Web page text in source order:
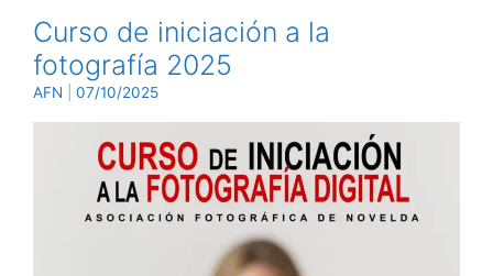
Curso de iniciación a la
fotografía 2025
AFN 07/10/2025